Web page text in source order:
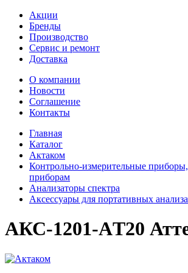
Акции
Бренды
Производство
Сервис и ремонт
Доставка
О компании
Новости
Соглашение
Контакты
Главная
Каталог
Актаком
Контрольно-измерительные
приборам
Анализаторы спектра
Аксессуары для портативных
АКС-1201-АT20